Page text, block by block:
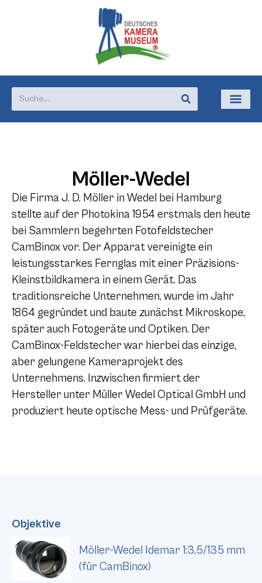
Möller-Wedel
Die Firma J. D. Möller in Wedel bei Hamburg
stellte auf der Photokina 1954 erstmals den heute
bei Sammlern begehrten Fotofeldstecher
CamBinox vor. Der Apparat vereinigte ein
leistungsstarkes Fernglas mit einer Präzisions-
Kleinstbildkamera in einem Gerät. Das
traditionsreiche Unternehmen, wurde im Jahr
1864 gegründet und baute zunächst Mikroskope,
später auch Fotogeräte und Optiken. Der
CamBinox-Feldstecher war hierbei das einzige,
aber gelungene Kameraprojekt des
Unternehmens. Inzwischen firmiert der
Hersteller unter Müller Wedel Optical GmbH und
produziert heute optische Mess- und Prüfgeräte.
Objektive
Möller-Wedel Idemar 1:3,5/135 mm
(für CamBinox)